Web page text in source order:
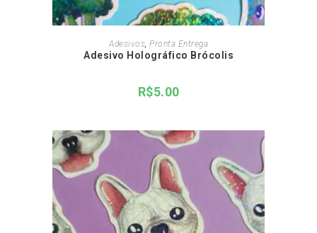
ADICIONAR AO CARRINHO
Adesivos, Pronta Entrega
Adesivo Holográfico Brócolis
R$5.00